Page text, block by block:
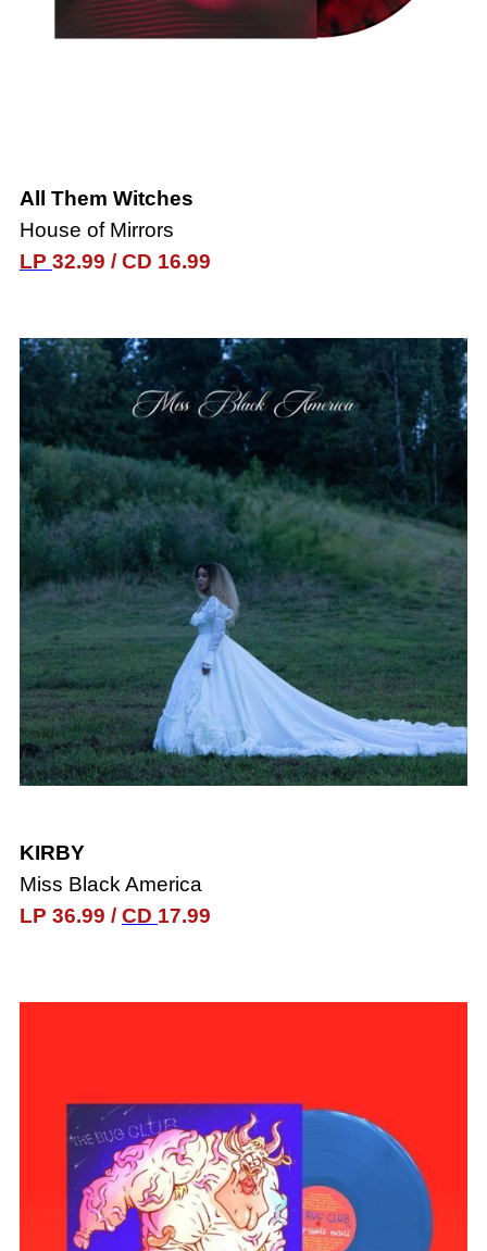
All Them Witches
House of Mirrors
LP 32.99 / CD 16.99
KIRBY
Miss Black America
LP 36.99 / CD 17.99